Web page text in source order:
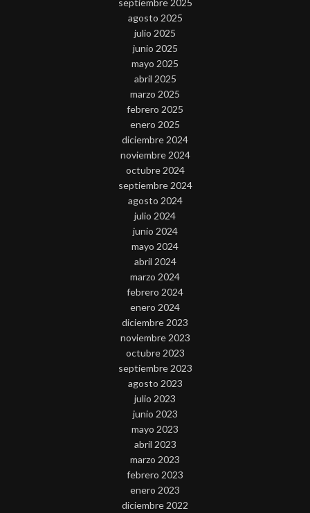
agosto 2025
julio 2025
junio 2025
mayo 2025
abril 2025
marzo 2025
febrero 2025
enero 2025
diciembre 2024
noviembre 2024
octubre 2024
septiembre 2024
agosto 2024
julio 2024
junio 2024
mayo 2024
abril 2024
marzo 2024
febrero 2024
enero 2024
diciembre 2023
noviembre 2023
octubre 2023
septiembre 2023
agosto 2023
julio 2023
junio 2023
mayo 2023
abril 2023
marzo 2023
febrero 2023
enero 2023
diciembre 2022